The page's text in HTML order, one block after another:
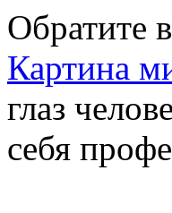
Обратите
Картина
глаз
себя